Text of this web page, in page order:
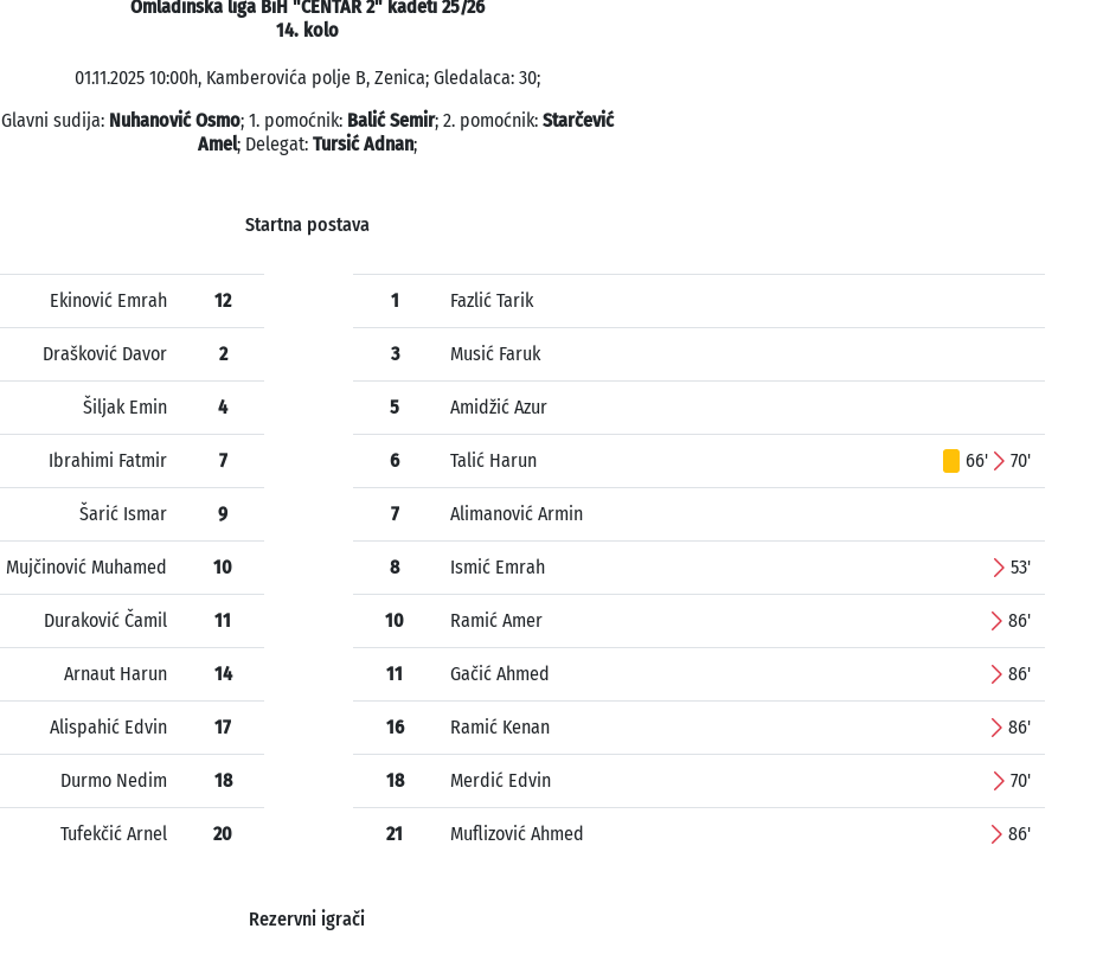
Omladinska liga BiH "CENTAR 2" kadeti 25/26
14. kolo
01.11.2025 10:00h, Kamberovića polje B, Zenica; Gledalaca: 30;
Glavni sudija: Nuhanović Osmo; 1. pomoćnik: Balić Semir; 2. pomoćnik: Starčević
Amel; Delegat: Tursić Adnan;
Startna postava
Ekinović Emrah 12
Drašković Davor 2
Šiljak Emin 4
Ibrahimi Fatmir 7
Šarić Ismar 9
Mujčinović Muhamed 10
Duraković Čamil 11
Arnaut Harun 14
Alispahić Edvin 17
Durmo Nedim 18
Tufekčić Arnel 20
1 Fazlić Tarik
3 Musić Faruk
5 Amidžić Azur
6 Talić Harun 66' 70'
7 Alimanović Armin
8 Ismić Emrah 53'
10 Ramić Amer 86'
11 Gačić Ahmed 86'
16 Ramić Kenan 86'
18 Merdić Edvin 70'
21 Muflizović Ahmed 86'
Rezervni igrači